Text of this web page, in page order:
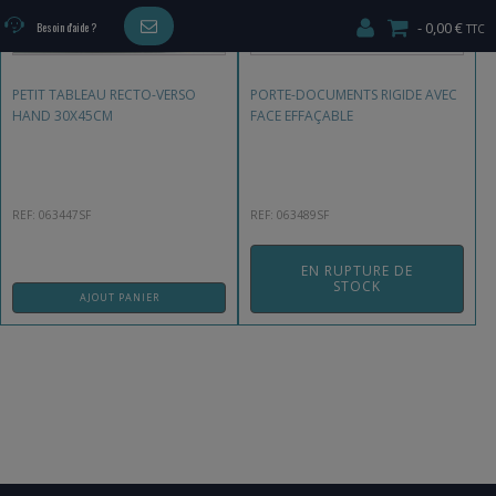
Besoin d'aide ? 0,00 €
PETIT TABLEAU RECTO-VERSO
HAND 30X45CM
REF: 063447SF
AJOUT PANIER
PORTE-DOCUMENTS RIGIDE AVEC
FACE EFFAÇABLE
REF: 063489SF
EN RUPTURE DE
STOCK